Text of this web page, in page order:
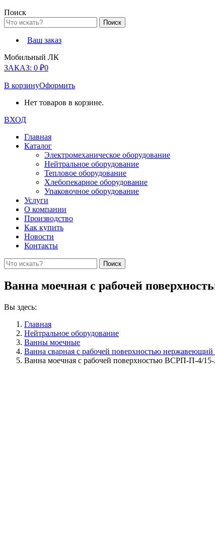
Поиск
Ваш заказ
Мобильный ЛК
ЗАКАЗ: 0 ₽0
В корзинуОформить
Нет товаров в корзине.
ВХОД
Главная
Каталог
Электромеханическое оборудование
Нейтральное оборудование
Тепловое оборудование
Хлебопекарное оборудование
Упаковочное оборудование
Услуги
О компании
Производство
Как купить
Новости
Контакты
Ванна моечная с рабочей
Вы здесь:
Главная
Нейтральное оборудование
Ванны моечные
Ванна сварная с рабочей поверхностью нержавеющий
Ванна моечная с рабочей поверхностью ВСРП-П-4/